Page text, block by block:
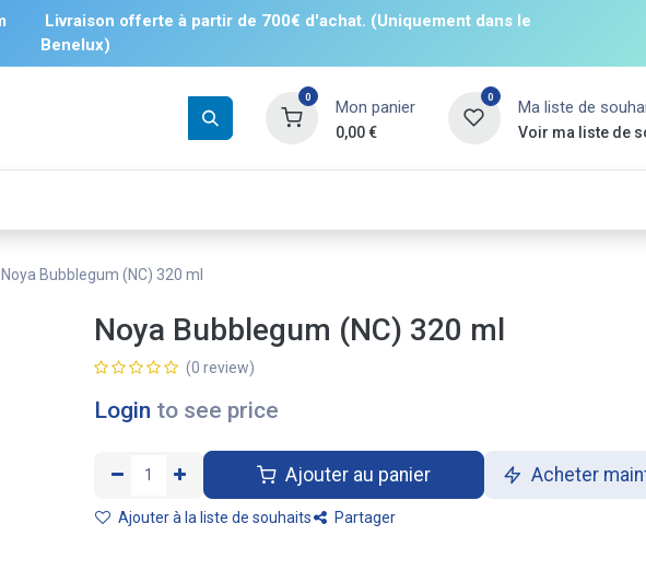
Livraison offerte à partir de 700€ d'achat. (Uniquement dans le
Benelux)
0 Mon panier
0,00€
0 Ma liste de
Voir ma liste de
Noya Bubblegum (NC) 320 ml
Noya Bubblegum (NC) 320 ml
(0 review)
Login to see price
Ajouter au panier Acheter
Ajouter à la liste de souhaits Partager